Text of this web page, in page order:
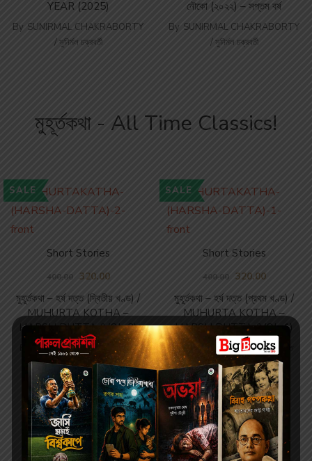
YEAR (2025)
By SUNIRMAL CHAKRABORTY
/ সুনির্মল চক্রবর্তী
নৌকো (২০২২) – সপ্তম বর্ষ
By SUNIRMAL CHAKRABORTY
/ সুনির্মল চক্রবর্তী
মুহূর্তকথা - All Time Classics!
SALE
মুহূর্তকথা – হর্ষ দত্ত (দ্বিতীয় খণ্ড) /
MUHURTA KOTHA –
HARSH DUTTA (VOL-2)
Short Stories
400.00 320.00
HARSHA DUTTA | হর্ষ দত্ত
SALE
মুহূর্তকথা – হর্ষ দত্ত (প্রথম খণ্ড) /
MUHURTA KOTHA –
HARSH DUTTA (VOL-1)
Short Stories
400.00 320.00
By HARSHA DUTTA | হর্ষ দত্ত
Newly Launched